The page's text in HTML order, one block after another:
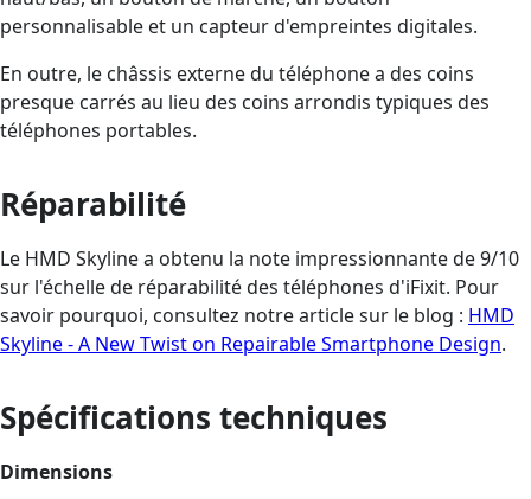
personnalisable et un capteur d'empreintes digitales.
En outre, le châssis externe du téléphone a des coins
presque carrés au lieu des coins arrondis typiques des
téléphones portables.
Réparabilité
Le HMD Skyline a obtenu la note impressionnante de 9/10
sur l'échelle de réparabilité des téléphones d'iFixit. Pour
savoir pourquoi, consultez notre article sur le blog : HMD
Skyline - A New Twist on Repairable Smartphone Design.
Spécifications techniques
Dimensions